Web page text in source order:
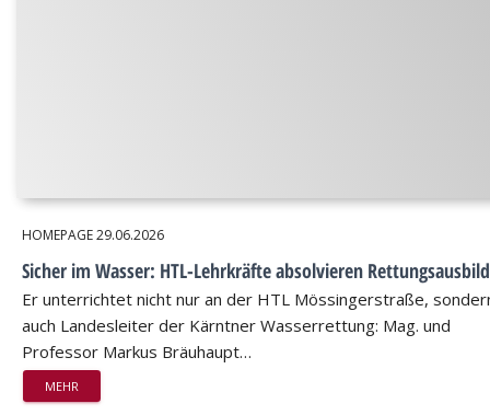
HOMEPAGE29.06.2026
Sicher im Wasser: HTL-Lehrkräfte absolvieren
Er unterrichtet nicht nur an der HTL Mössingerstraße,
auch Landesleiter der Kärntner Wasserrettung: Mag. und
Professor Markus Bräuhaupt…
MEHR